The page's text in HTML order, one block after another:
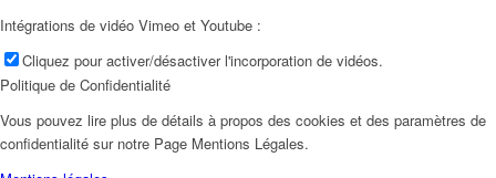
Intégrations de vidéo Vimeo et Youtube :
Cliquez pour activer/désactiver l'incorporation de vidéos.
Politique de Confidentialité
Vous pouvez lire plus de détails à propos des cookies et des paramètres de
confidentialité sur notre Page Mentions Légales.